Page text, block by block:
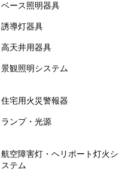
ベース照明器具
誘導灯器具
高天井用器具
景観照明システム
住宅用火災警報器
ランプ・光源
航空障害灯・ヘリポート灯火シ
ステム